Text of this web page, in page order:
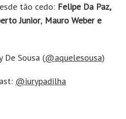
tão cedo: Felipe Da Paz,
Junior, Mauro Weber e
De Sousa (@aquelesousa)
@iurypadilha